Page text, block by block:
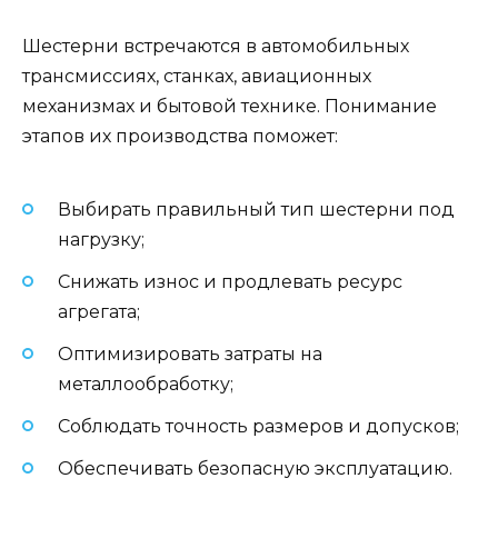
Шестерни встречаются в автомобильных
трансмиссиях, станках, авиационных
механизмах и бытовой технике. Понимание
этапов их производства поможет:
Выбирать правильный тип шестерни под
нагрузку;
Снижать износ и продлевать ресурс
агрегата;
Оптимизировать затраты на
металлообработку;
Соблюдать точность размеров и допусков;
Обеспечивать безопасную эксплуатацию.